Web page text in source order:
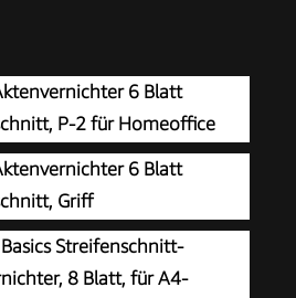
6 Blatt
P-2 für Homeoffice
6 Blatt
Griff
Streifenschnitt-
8 Blatt, für A4-